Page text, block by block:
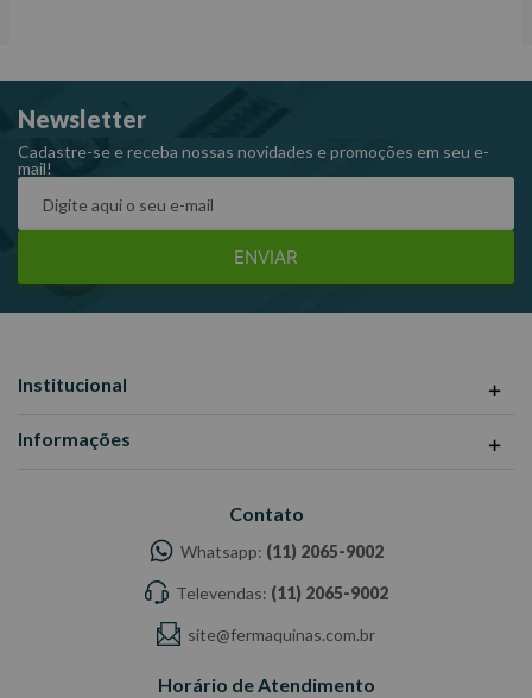
Newsletter
Cadastre-se e receba nossas novidades e promoções em seu e-
mail!
ENVIAR
Institucional
Informações
Contato
Whatsapp: (11) 2065-9002
Televendas: (11) 2065-9002
site@fermaquinas.com.br
Horário de Atendimento